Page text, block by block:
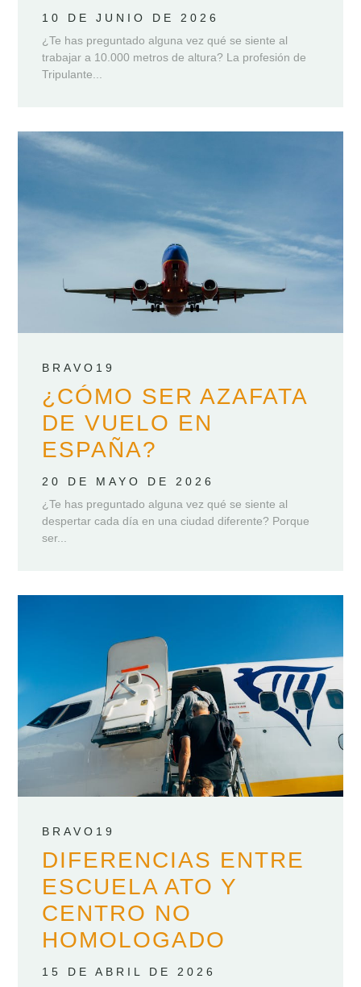
10 DE JUNIO DE 2026
¿Te has preguntado alguna vez qué se siente al
trabajar a 10.000 metros de altura? La profesión de
Tripulante...
BRAVO19
¿CÓMO SER AZAFATA
DE VUELO EN
ESPAÑA?
20 DE MAYO DE 2026
¿Te has preguntado alguna vez qué se siente al
despertar cada día en una ciudad diferente? Porque
ser...
BRAVO19
DIFERENCIAS ENTRE
ESCUELA ATO Y
CENTRO NO
HOMOLOGADO
15 DE ABRIL DE 2026